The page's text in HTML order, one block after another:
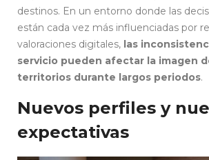
destinos. En un entorno donde las
están cada vez más influenciadas por
valoraciones digitales, las
servicio pueden afectar la imagen
territorios durante largos periodos.
Nuevos perfiles y
expectativas